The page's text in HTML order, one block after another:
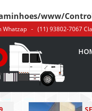
www/
Whatzap - (11) 93802-7067